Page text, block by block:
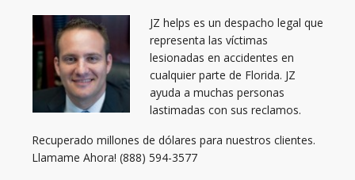
JZ helps es un despacho legal que
representa las víctimas
lesionadas en accidentes en
cualquier parte de Florida. JZ
ayuda a muchas personas
lastimadas con sus reclamos.
Recuperado millones de dólares para nuestros clientes.
Llamame Ahora! (888) 594-3577